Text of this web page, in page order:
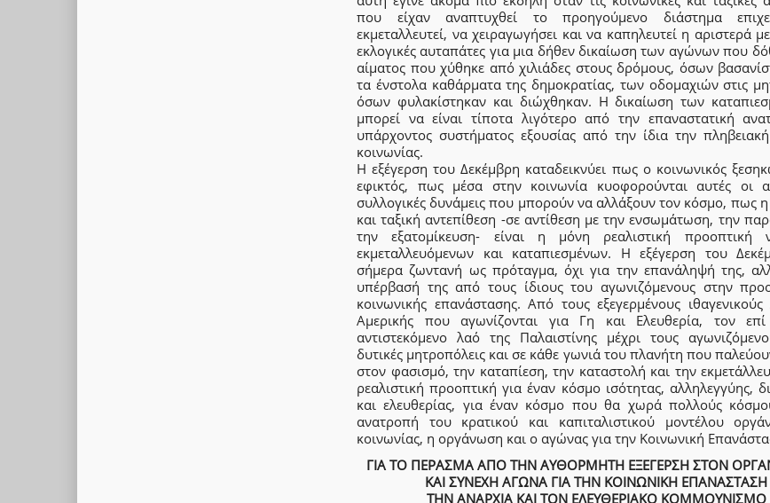
που είχαν αναπτυχθεί το προηγούμενο διάστημα
εκμεταλλευτεί, να χειραγωγήσει και να καπηλευτεί η αριστερά
εκλογικές αυταπάτες για μια δήθεν δικαίωση των αγώνων που
αίματος που χύθηκε από χιλιάδες στους δρόμους, όσων
τα ένστολα καθάρματα της δημοκρατίας, των οδομαχιών στις
όσων φυλακίστηκαν και διώχθηκαν. Η δικαίωση των
μπορεί να είναι τίποτα λιγότερο από την επαναστατική
υπάρχοντος συστήματος εξουσίας από την ίδια την
κοινωνίας.
Η εξέγερση του Δεκέμβρη καταδεικνύει πως ο κοινωνικός
εφικτός, πως μέσα στην κοινωνία κυοφορούνται αυτές οι
συλλογικές δυνάμεις που μπορούν να αλλάξουν τον κόσμο, πως η
και ταξική αντεπίθεση -σε αντίθεση με την ενσωμάτωση, την
την εξατομίκευση- είναι η μόνη ρεαλιστική προοπτική
εκμεταλλευόμενων και καταπιεσμένων. Η εξέγερση του
σήμερα ζωντανή ως πρόταγμα, όχι για την επανάληψή της,
υπέρβασή της από τους ίδιους του αγωνιζόμενους στην
κοινωνικής επανάστασης. Από τους εξεγερμένους
Αμερικής που αγωνίζονται για Γη και Ελευθερία, τον επί
αντιστεκόμενο λαό της Παλαιστίνης μέχρι τους
δυτικές μητροπόλεις και σε κάθε γωνιά του πλανήτη που
στον φασισμό, την καταπίεση, την καταστολή και την
ρεαλιστική προοπτική για έναν κόσμο ισότητας, αλληλεγγύης,
και ελευθερίας, για έναν κόσμο που θα χωρά πολλούς
ανατροπή του κρατικού και καπιταλιστικού μοντέλου
κοινωνίας, η οργάνωση και ο αγώνας για την Κοινωνική
ΓΙΑ ΤΟ ΠΕΡΑΣΜΑ ΑΠΟ ΤΗΝ ΑΥΘΟΡΜΗΤΗ ΕΞΕΓΕΡΣΗ ΣΤΟΝ
ΚΑΙ ΣΥΝΕΧΗ ΑΓΩΝΑ ΓΙΑ ΤΗΝ ΚΟΙΝΩΝΙΚΗ ΕΠΑΝΑΣΤΑΣΗ
ΤΗΝ ΑΝΑΡΧΙΑ ΚΑΙ ΤΟΝ ΕΛΕΥΘΕΡΙΑΚΟ ΚΟΜΜΟΥΝΙΣΜΟ